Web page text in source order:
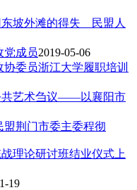
坡外滩的得失__民盟人
党成员2019-05-06
委员浙江大学履职培训
共艺术刍议——以襄阳市
荆门市委主委程彻
理论研讨班结业仪式上
19